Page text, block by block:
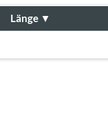
Länge ▼